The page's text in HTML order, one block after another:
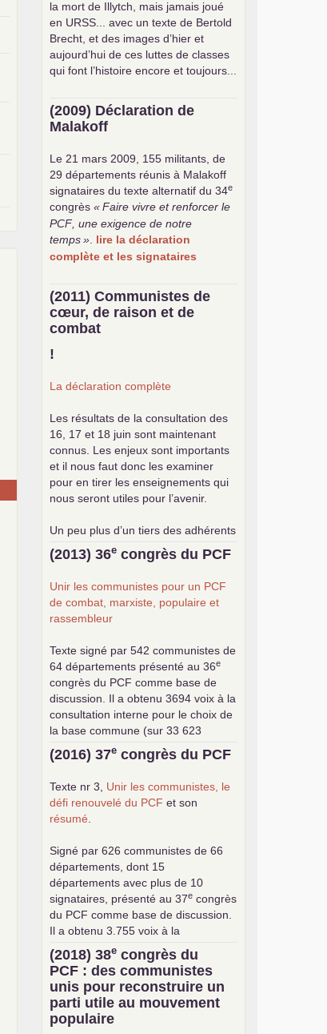
la mort de Illytch, mais jamais joué
en URSS ... avec un texte de Bertold
Brecht, et des images d’hier et
aujourd’hui de ces luttes de classes
qui font l’histoire encore et toujours...
(2009) Déclaration de
Malakoff
Le 21 mars 2009, 155 militants, de
29 départements réunis à Malakoff
signataires du texte alternatif du 34e
congrès «Faire vivre et renforcer le
PCF , une exigence de notre
temps» lire la déclaration
complète et les signataires
(2011) Communistes de
cœur, de raison et de
combat
!
La déclaration complète
Les résultats de la consultation des
16, 17 et 18 juin sont maintenant
connus. Les enjeux sont importants
et il nous faut donc les examiner
pour en tirer les enseignements qui
nous seront utiles pour l’avenir.
Un peu plus d’un tiers des adhérents
a participé à cette consultation, soit
une participation en hausse par
un contexte de baisse des cotisants.
... lire la suite
(2013) 36e congrès du PCF
Unir les communistes pour un PCF
de combat, marxiste, populaire et
rassembleur
Texte signé par 542 communistes de
64 départements présenté au 36e
congrès du PCF comme base de
discussion. Il a obtenu 3694 voix à la
consultation interne pour le choix de
la base commune (sur 33 623
exprimés) .
(2016) 37e congrès du PCF
Texte nr 3, Unir les communistes, le
défi renouvelé du PCF et son
résumé
Signé par 626 communistes de 66
départements, dont 15
départements avec plus de 10
signataires, présenté au 37e congrès
du PCF comme base de discussion.
Il a obtenu 3.755 voix à la
consultation interne pour le choix de
la base commune (sur 24.376
exprimés).
(2018) 38e congrès du
PCF : des communistes
unis pour reconstruire un
parti utile au mouvement
populaire